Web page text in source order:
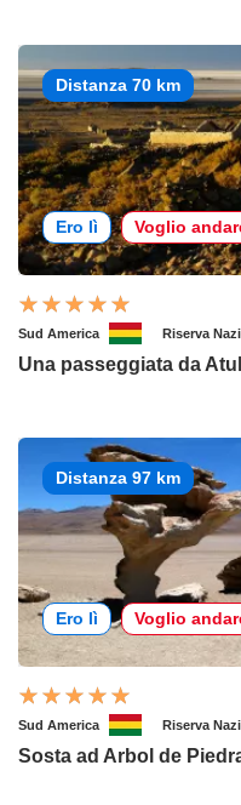
Distanza 70 km
Ero lì Voglio
Sud America Riserva
Una passeggiata da
Distanza 97 km
Ero lì Voglio
Sud America Riserva
Sosta ad Arbol de